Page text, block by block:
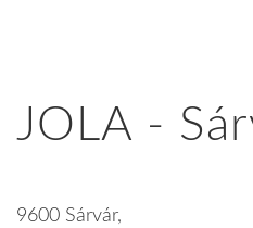
JOLA -
9600 Sárvár,